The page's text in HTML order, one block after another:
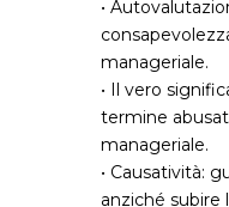
•
manageriale.
• Il vero
termine
manageriale.
• Causatività:
anziché subire